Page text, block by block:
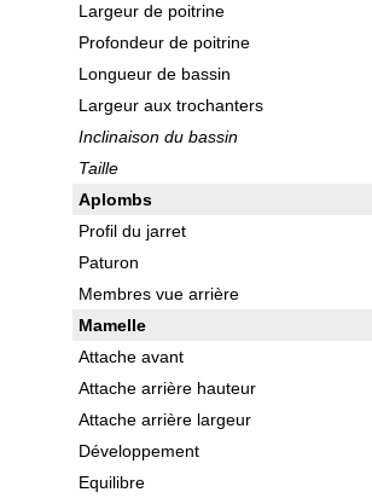
Largeur de poitrine
Profondeur de poitrine
Longueur de bassin
Largeur aux trochanters
Inclinaison du bassin
Taille
Aplombs
Profil du jarret
Paturon
Membres vue arrière
Mamelle
Attache avant
Attache arrière hauteur
Attache arrière largeur
Développement
Equilibre